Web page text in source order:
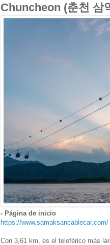
Chuncheon (춘천 삼
- Página de inicio
https://www.samaksancablecar.com/
Con 3,61 km, es el teleférico más